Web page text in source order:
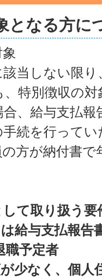
となる方に
当しない限
、特別徴収の
、給与支払
続を行って
方が納付書
して取り扱う要
給与支払報告
職予定者
少なく、個人